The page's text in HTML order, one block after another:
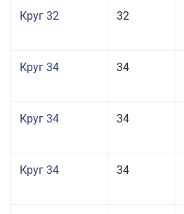
Круг 32 32
Круг 34 34
Круг 34 34
Круг 34 34